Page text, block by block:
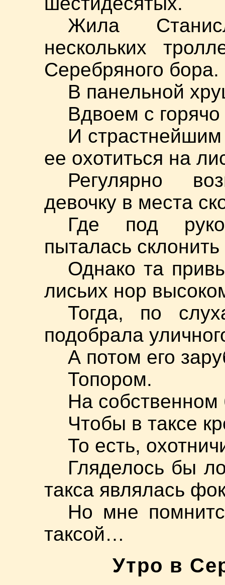
Жила
нескольких
Серебряного бора.
В панельной
Вдвоем с
И
ее охотиться на
Регулярно
девочку в места
Где под
пыталась
Однако та
лисьих нор
Тогда, по
подобрала
А потом его
Топором.
На собственном
Чтобы в таксе
То есть,
Гляделось бы
такса являлась
Но мне
таксой…
Утро в